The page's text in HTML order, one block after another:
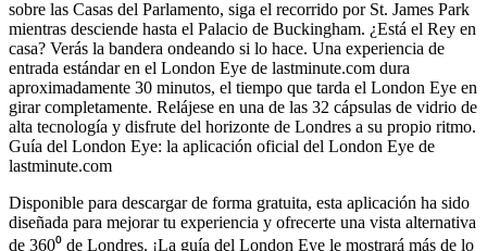
sobre las Casas del Parlamento, siga el recorrido por St. James Park
mientras desciende hasta el Palacio de Buckingham. ¿Está el Rey en
casa? Verás la bandera ondeando si lo hace. Una experiencia de
entrada estándar en el London Eye de lastminute.com dura
aproximadamente 30 minutos, el tiempo que tarda el London Eye en
girar completamente. Relájese en una de las 32 cápsulas de vidrio de
alta tecnología y disfrute del horizonte de Londres a su propio ritmo.
Guía del London Eye: la aplicación oficial del London Eye de
lastminute.com
Disponible para descargar de forma gratuita, esta aplicación ha sido
diseñada para mejorar tu experiencia y ofrecerte una vista alternativa
de 360⁰ de Londres. ¡La guía del London Eye le mostrará más de lo